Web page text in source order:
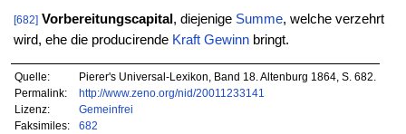
[682] Vorbereitungscapital , diejenige Summe, welche verzehrt
wird, ehe die producirende Kraft Gewinnbringt.
Quelle:
Pierer's Universal-Lexikon, Band 18. Altenburg 1864, S. 682.
Permalink:
http://www.zeno.org/nid/20011233141
Lizenz:
Gemeinfrei
Faksimiles:
682